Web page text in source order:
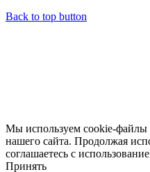
Back to top button
Мы используем cookie-файлы
нашего сайта. Продолжая
соглашаетесь с
Принять